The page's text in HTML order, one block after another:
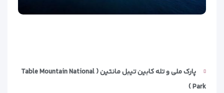
پارک ملی و تله کابین تیبل مانتین ( Table Mountain National
Park
)